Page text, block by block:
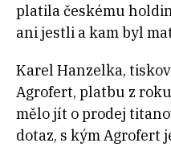
platila českému
ani jestli a kam byl
Karel Hanzelka,
Agrofert, platbu z
mělo jít o prodej
dotaz, s kým Agrofert